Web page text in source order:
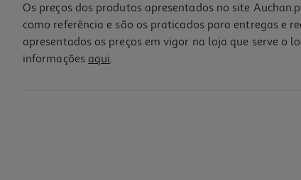
Os preços dos produtos apresentados no site
como referência e são os praticados para entregas e
apresentados os preços em vigor na loja que serve o
informações aqui.